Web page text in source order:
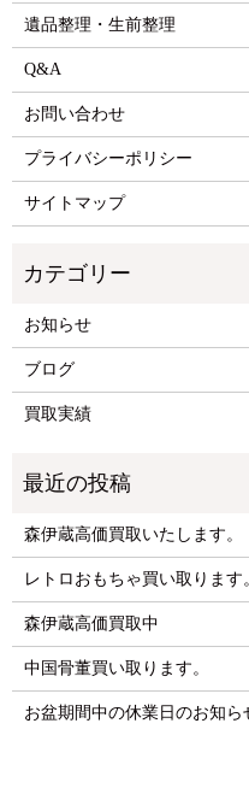
遺品整理・生前整理
Q&A
お問い合わせ
プライバシーポリシー
サイトマップ
お知らせ
ブログ
買取実績
森伊蔵高価買取いたします。
レトロおもちゃ買い取ります
森伊蔵高価買取中
中国骨董買い取ります。
お盆期間中の休業日のお知ら